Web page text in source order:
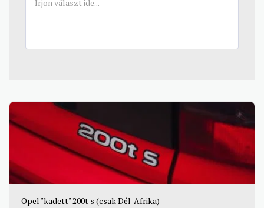
Opel "kadett" 200t s (csak Dél-Afrika)